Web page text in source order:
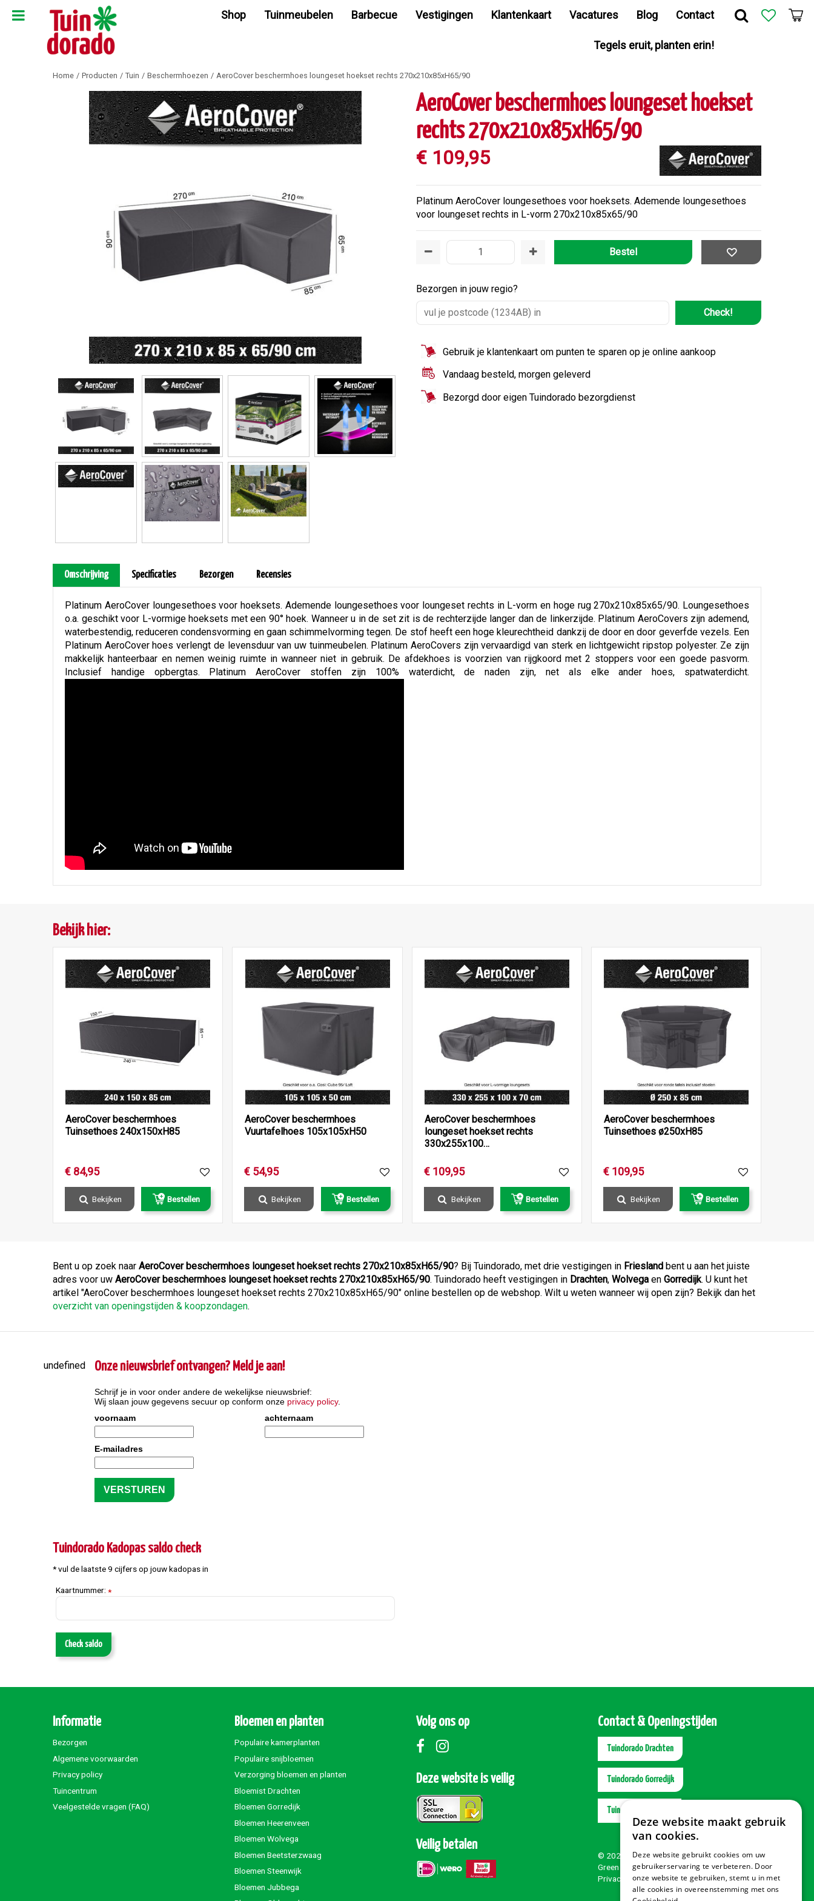
naar
Home Producten Tuin Beschermhoezen AeroCover beschermhoes loungeset hoekset rechts 270x210x85xH65/90
Shop Tuinmeubelen Barbecue Vestigingen Klantenkaart Vacatures Blog Contact
Tegels eruit, planten erin!
AeroCover beschermhoes loungeset hoekset
rechts 270x210x85xH65/90
€ 109,95
Platinum AeroCover loungesethoes voor hoeksets. Ademende loungesethoes
voor loungeset rechts in L-vorm 270x210x85x65/90
Bezorgen in jouw regio?
Check!
Gebruik je klantenkaart om punten te sparen op je online aankoop
Vandaag besteld, morgen geleverd
Bezorgd door eigen Tuindorado bezorgdienst
Omschrijving Specificaties Bezorgen Recensies
Platinum AeroCover loungesethoes voor hoeksets. Ademende loungesethoes voor loungeset rechts in L-vorm en hoge rug 270x210x85x65/90. Loungesethoes
o.a. geschikt voor L-vormige hoeksets met een 90° hoek. Wanneer u in de set zit is de rechterzijde langer dan de linkerzijde. Platinum AeroCovers zijn ademend,
waterbestendig, reduceren condensvorming en gaan schimmelvorming tegen. De stof heeft een hoge kleurechtheid dankzij de door en door geverfde vezels. Een
Platinum AeroCover hoes verlengt de levensduur van uw tuinmeubelen. Platinum AeroCovers zijn vervaardigd van sterk en lichtgewicht ripstop polyester. Ze zijn
makkelijk hanteerbaar en nemen weinig ruimte in wanneer niet in gebruik. De afdekhoes is voorzien van rijgkoord met 2 stoppers voor een goede pasvorm.
Inclusief handige opbergtas. Platinum AeroCover stoffen zijn 100% waterdicht, de naden zijn, net als elke ander hoes, spatwaterdicht.
Bekijk hier:
AeroCover beschermhoes
Tuinsethoes 240x150xH85
€ 84,95
Bekijken Bestellen
AeroCover beschermhoes
Vuurtafelhoes 105x105xH50
€ 54,95
Bekijken Bestellen
AeroCover beschermhoes
loungeset hoekset rechts
330x255x100…
€ 109,95
Bekijken Bestellen
AeroCover beschermhoes
Tuinsethoes ø250xH85
€ 109,95
Bekijken Bestellen
Bent u op zoek naar AeroCover beschermhoes loungeset hoekset rechts 270x210x85xH65/90? Bij Tuindorado, met drie vestigingen in Friesland bent u aan het juiste
adres voor uw AeroCover beschermhoes loungeset hoekset rechts 270x210x85xH65/90. Tuindorado heeft vestigingen in Drachten, Wolvega en Gorredijk. U kunt het
artikel "AeroCover beschermhoes loungeset hoekset rechts 270x210x85xH65/90" online bestellen op de webshop. Wilt u weten wanneer wij open zijn? Bekijk dan het
overzicht van openingstijden & koopzondagen.
undefined Onze nieuwsbrief ontvangen? Meld je aan!
Schrijf je in voor onder andere de wekelijkse nieuwsbrief:
Wij slaan jouw gegevens secuur op conform onze privacy policy.
voornaam
achternaam
E-mailadres
Tuindorado Kadopas saldo check
* vul de laatste 9 cijfers op jouw kadopas in
Kaartnummer: *
Check saldo
Informatie
Bezorgen
Algemene voorwaarden
Privacy policy
Tuincentrum
Veelgestelde vragen (FAQ)
Bloemen en planten
Populaire kamerplanten
Populaire snijbloemen
Verzorging bloemen en planten
Bloemist Drachten
Bloemen Gorredijk
Bloemen Heerenveen
Bloemen Wolvega
Bloemen Beetsterzwaag
Bloemen Steenwijk
Bloemen Jubbega
Volg ons op
Deze website is veilig
Veilig betalen
Contact & Openingstijden
Tuindorado Drachten
Tuindorado Gorredijk
Tuindorado Wolvega
© 2026 Tuindorado
Green Solutions
Privacy policy
Deze website maakt gebruik
van cookies.
Deze website gebruikt cookies om uw
gebruikerservaring te verbeteren. Door
onze website te gebruiken, stemt u in met
alle cookies in overeenstemming met ons